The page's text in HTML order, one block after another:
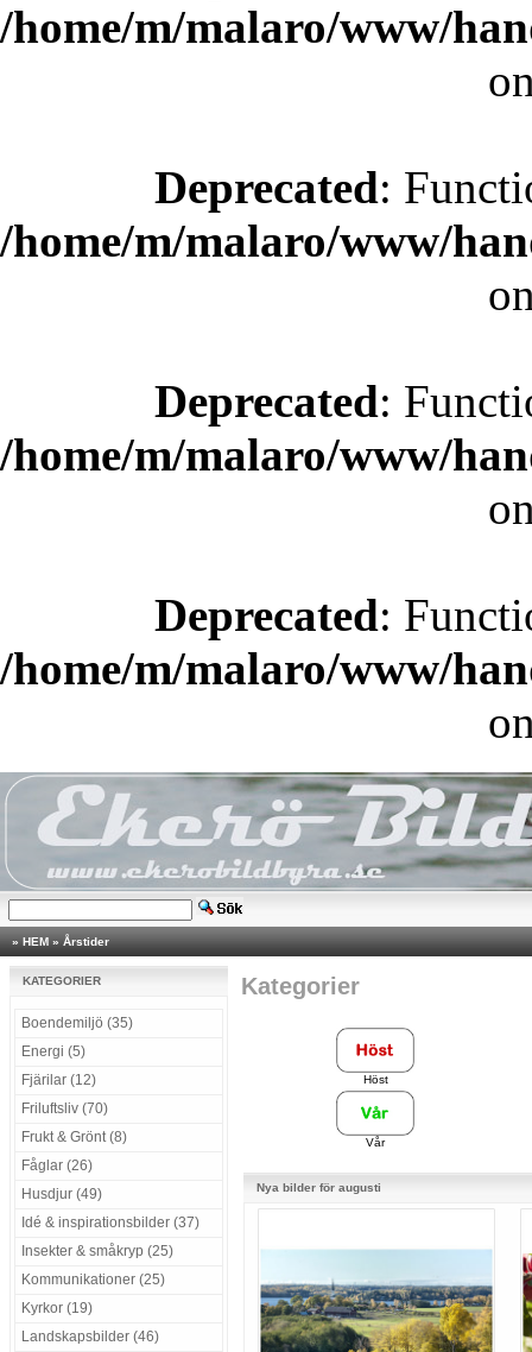
/home/m/malaro/www/
Deprecated:
/home/m/malaro/www/
Deprecated:
/home/m/malaro/www/
Deprecated:
/home/m/malaro/www/
» HEM » Årstider
KATEGORIER
Boendemiljö (35)
Energi (5)
Fjärilar (12)
Friluftsliv (70)
Frukt & Grönt (8)
Fåglar (26)
Husdjur (49)
Idé & inspirationsbilder (37)
Insekter & småkryp (25)
Kommunikationer (25)
Kyrkor (19)
Landskapsbilder (46)
Kategorier
Höst
Vår
Nya bilder för augusti